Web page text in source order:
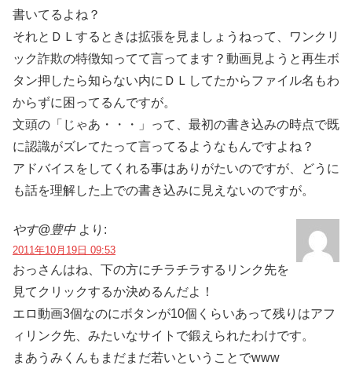
書いてるよね？
それとＤＬするときは拡張を見ましょうねって、ワンクリ
ック詐欺の特徴知ってて言ってます？動画見ようと再生ボ
タン押したら知らない内にＤＬしてたからファイル名もわ
からずに困ってるんですが。
文頭の「じゃあ・・・」って、最初の書き込みの時点で既
に認識がズレてたって言ってるようなもんですよね？
アドバイスをしてくれる事はありがたいのですが、どうに
も話を理解した上での書き込みに見えないのですが。
やす@豊中 より:
2011年10月19日 09:53
おっさんはね、下の方にチラチラするリンク先を
見てクリックするか決めるんだよ！
エロ動画3個なのにボタンが10個くらいあって残りはアフ
ィリンク先、みたいなサイトで鍛えられたわけです。
まあうみくんもまだまだ若いということでwww